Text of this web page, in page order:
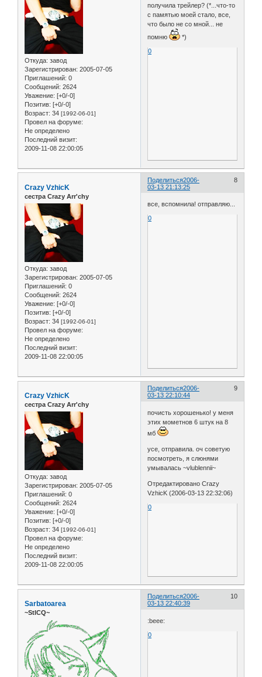
Откуда: завод
Зарегистрирован: 2005-07-05
Приглашений: 0
Сообщений: 2624
Уважение: [+0/-0]
Позитив: [+0/-0]
Возраст: 34 [1992-06-01]
Провел на форуме:
Не определено
Последний визит:
2009-11-08 22:00:05
получила трейлер? (*...что-то
с памятью моей стало, все,
что было не со мной... не
помню
*)
0
Поделиться 8
2006-
03-13 21:13:25
Crazy VzhicK
сестра Crazy Arr'chy
Откуда: завод
Зарегистрирован: 2005-07-05
Приглашений: 0
Сообщений: 2624
Уважение: [+0/-0]
Позитив: [+0/-0]
Возраст: 34 [1992-06-01]
Провел на форуме:
Не определено
Последний визит:
2009-11-08 22:00:05
все, вспомнила! отправляю...
0
Поделиться 9
2006-
03-13 22:10:44
Crazy VzhicK
сестра Crazy Arr'chy
Откуда: завод
Зарегистрирован: 2005-07-05
Приглашений: 0
Сообщений: 2624
Уважение: [+0/-0]
Позитив: [+0/-0]
Возраст: 34 [1992-06-01]
Провел на форуме:
Не определено
Последний визит:
2009-11-08 22:00:05
почисть хорошенько! у меня
этих мометнов 6 штук на 8
мб
усе, отправила. оч советую
посмотреть, я слюнями
умывалась ~vlublennii~
Отредактировано Crazy
VzhicK (2006-03-13 22:32:06)
0
Поделиться 10
2006-
03-13 22:40:39
Sarbatoarea
~StICQ~
:beee:
0